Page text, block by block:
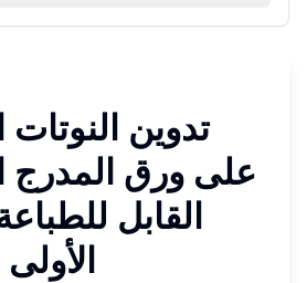
تدوين
على ورق المدرج
القابل